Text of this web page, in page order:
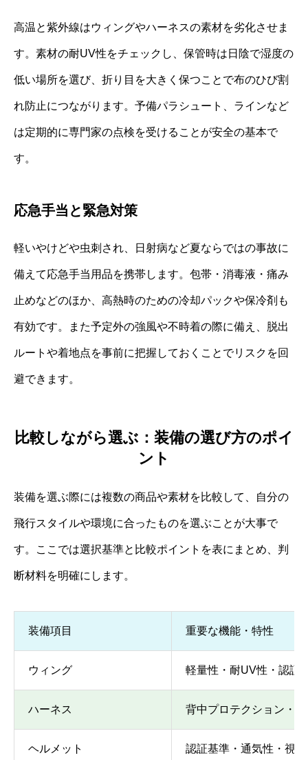
高温と紫外線はウィングやハーネスの素材を劣化させま
す。素材の耐UV性をチェックし、保管時は日陰で湿度の
低い場所を選び、折り目を大きく保つことで布のひび割
れ防止につながります。予備パラシュート、ラインなど
は定期的に専門家の点検を受けることが安全の基本で
す。
応急手当と緊急対策
軽いやけどや虫刺され、日射病など夏ならではの事故に
備えて応急手当用品を携帯します。包帯・消毒液・痛み
止めなどのほか、高熱時のための冷却パックや保冷剤も
有効です。また予定外の強風や不時着の際に備え、脱出
ルートや着地点を事前に把握しておくことでリスクを回
避できます。
比較しながら選ぶ：装備の選び方のポイ
ント
装備を選ぶ際には複数の商品や素材を比較して、自分の
飛行スタイルや環境に合ったものを選ぶことが大事で
す。ここでは選択基準と比較ポイントを表にまとめ、判
断材料を明確にします。
装備項目 重要な機能・特性
ウィング 軽量性・耐UV性・認証
ハーネス 背中プロテクション・
ヘルメット 認証基準・通気性・視界